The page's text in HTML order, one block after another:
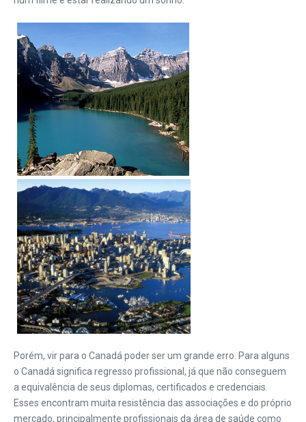
Porém, vir para o Canadá poder ser um grande erro. Para alguns
o Canadá significa regresso profissional, já que não conseguem
a equivalência de seus diplomas, certificados e credenciais.
Esses encontram muita resistência das associações e do próprio
mercado, principalmente profissionais da área de saúde como